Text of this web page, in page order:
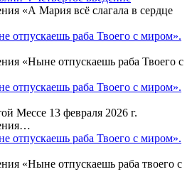
«А Мария всё слагала в сердце
отпускаешь раба Твоего с миром».
«Ныне отпускаешь раба Твоего с
отпускаешь раба Твоего с миром».
Мессе 13 февраля 2026 г.
отпускаешь раба Твоего с миром».
«Ныне отпускаешь раба твоего с